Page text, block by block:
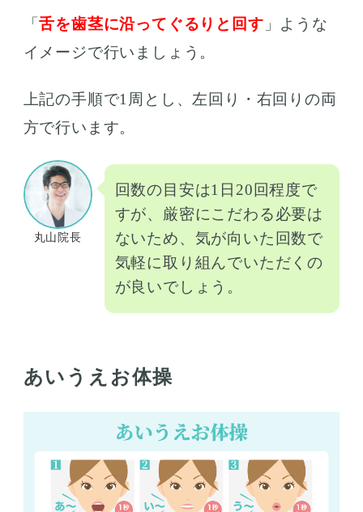
「舌を歯茎に沿ってぐるりと回す 」ような
イメージで行いましょう。
上記の手順で1周とし、左回り・右回りの両
方で行います。
丸山院長
回数の目安は1日20回程度で
すが、厳密にこだわる必要は
ないため、気が向いた回数で
気軽に取り組んでいただくの
が良いでしょう。
あいうえお体操